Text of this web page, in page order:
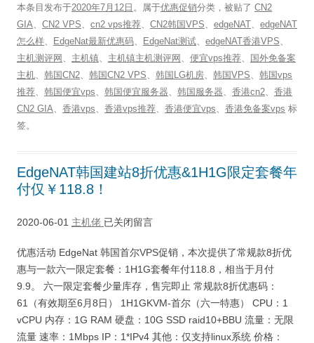
本条目发布于2020年7月12日 。属于优惠促销分类，被贴了 CN2
GIA、 CN2 VPS、 cn2 vps推荐、 CN2韩国VPS、 edgeNAT、 edgeNAT
怎么样、 EdgeNat最新优惠码、 EdgeNat测试、 edgeNAT香港VPS、
主机测评网 、 主机镇、 主机镇主机测评网 、 便宜vps推荐、
国外免备案
主机、 韩国CN2、 韩国CN2 VPS、 韩国LG机房、 韩国VPS、 韩国vps
推荐、 韩国便宜vps、 韩国便宜服务器、 韩国服务器、 香港cn2、 香港
CN2 GIA、 香港vps、 香港vps推荐、 香港便宜vps、 香港免备案vps 标
签。
EdgeNAT韩国建站8折优惠&1H1G限定套餐年
付仅￥118.8！
2020-06-01 主机佬 已关闭留言
优惠活动 EdgeNat 韩国首尔VPS促销，本次提供了常规款8折优
惠与一款六一限定套餐：1H1G套餐年付118.8，相当于月付
9.9。 六一限定套餐少量库存，售完即止 常规款8折优惠码：
61（有效期至6月8日） 1H1GKVM-首尔（六一特惠） CPU：1
vCPU 内存：1G RAM 硬盘：10G SSD raid10+BBU 流量：无限
流量 速率：1Mbps IP：1*IPv4 其他：仅支持linux系统 价格：